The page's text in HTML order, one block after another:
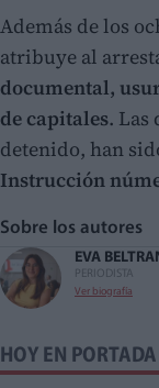
Además de los
atribuye al
documental,
de capitales.
detenido, han
Instrucción
Sobre los autores
EVA
PERIODISTA
Ver biografía
HOY EN PORTADA